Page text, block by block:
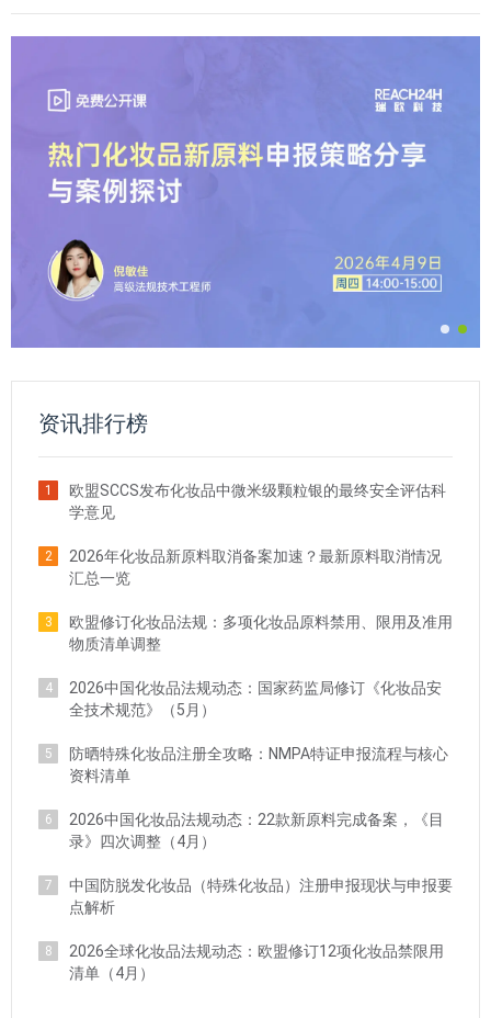
资讯排行榜
1
欧盟SCCS发布化妆品中微米级颗粒银的最终安全评估科
学意见
2
2026年化妆品新原料取消备案加速？最新原料取消情况
汇总一览
3
欧盟修订化妆品法规：多项化妆品原料禁用、限用及准用
物质清单调整
4
2026中国化妆品法规动态：国家药监局修订《化妆品安
全技术规范》（5月）
5
防晒特殊化妆品注册全攻略：NMPA特证申报流程与核心
资料清单
6
2026中国化妆品法规动态：22款新原料完成备案，《目
录》四次调整（4月）
7
中国防脱发化妆品（特殊化妆品）注册申报现状与申报要
点解析
8
2026全球化妆品法规动态：欧盟修订12项化妆品禁限用
清单（4月）